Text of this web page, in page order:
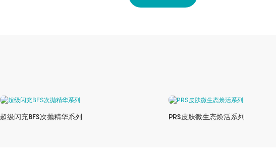
超级闪充BFS次抛精华系列 PRS⽪肤微⽣态焕活系列